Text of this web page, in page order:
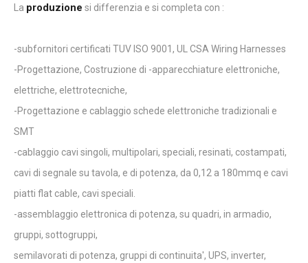
La produzione si differenzia e si completa con :
-subfornitori certificati TUV ISO 9001, UL CSA Wiring Harnesses
-Progettazione, Costruzione di -apparecchiature elettroniche,
elettriche, elettrotecniche,
-Progettazione e cablaggio schede elettroniche tradizionali e
SMT
-cablaggio cavi singoli, multipolari, speciali, resinati, costampati,
cavi di segnale su tavola, e di potenza, da 0,12 a 180mmq e cavi
piatti flat cable, cavi speciali.
-assemblaggio elettronica di potenza, su quadri, in armadio,
gruppi, sottogruppi,
semilavorati di potenza, gruppi di continuita', UPS, inverter,